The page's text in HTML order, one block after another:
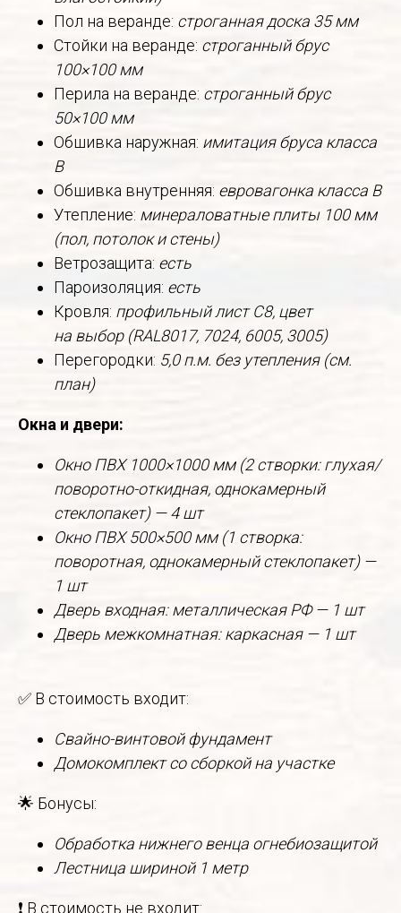
Пол на веранде: строганная доска 35 мм
Стойки на веранде: строганный брус
100×100 мм
Перила на веранде: строганный брус
50×100 мм
Обшивка наружная: имитация бруса класса
В
Обшивка внутренняя: евровагонка класса В
Утепление: минераловатные плиты 100 мм
(пол, потолок и стены)
Ветрозащита: есть
Пароизоляция: есть
Кровля: профильный лист С8, цвет
на выбор (RAL8017, 7024, 6005, 3005)
Перегородки: 5,0 п.м. без утепления (см.
план)
Окна и двери:
Окно ПВХ 1000×1000 мм (2 створки: глухая/
поворотно-откидная, однокамерный
стеклопакет) — 4 шт
Окно ПВХ 500×500 мм (1 створка:
поворотная, однокамерный стеклопакет) —
1 шт
Дверь входная: металлическая РФ — 1 шт
Дверь межкомнатная: каркасная — 1 шт
✅ В стоимость входит:
Свайно-винтовой фундамент
Домокомплект со сборкой на участке
🌟 Бонусы:
Обработка нижнего венца огнебиозащитой
Лестница шириной 1 метр
❗ В стоимость не входит: